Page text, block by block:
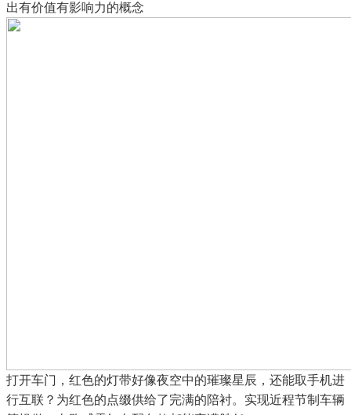
出有价值有影响力的概念
打开车门，红色的灯带好像夜空中的璀璨星辰，还能取手机进
行互联？为红色的点缀供给了完满的陪衬。实现近程节制车辆